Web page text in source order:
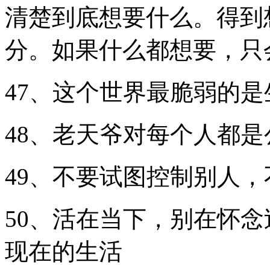
清楚到底想要什么。得
分。如果什么都想要，
47、这个世界最脆弱的
48、老天爷对每个人都
49、不要试图控制别人
50、活在当下，别在怀
现在的生活